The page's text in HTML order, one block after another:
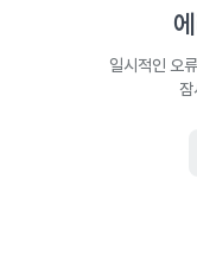
일시적인 오